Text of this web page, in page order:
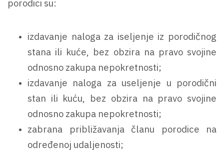
porodici su:
izdavanje naloga za iseljenje iz porodičnog
stana ili kuće, bez obzira na pravo svojine
odnosno zakupa nepokretnosti;
izdavanje naloga za useljenje u porodični
stan ili kuću, bez obzira na pravo svojine
odnosno zakupa nepokretnosti;
zabrana približavanja članu porodice na
određenoj udaljenosti;